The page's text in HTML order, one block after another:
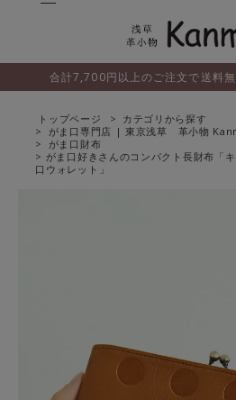
合計7,700円以上のご注文で送料無
トップページ
カテゴリから探す
がま口専門店 | 東京浅草 革小物
がま口財布
がま口好きさんのコンパクト長財布「
口ウォレット」